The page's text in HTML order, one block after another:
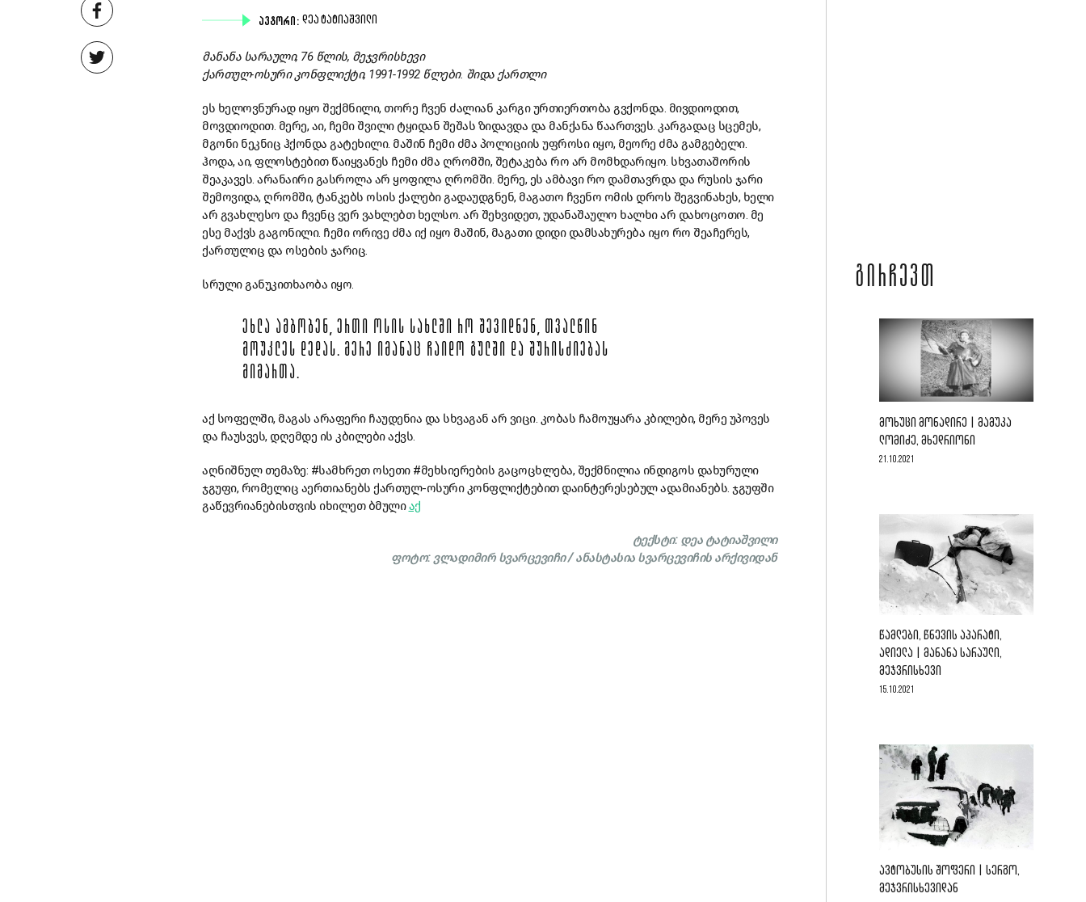
ᲐᲕᲢᲝᲠᲘ: ᲓᲔᲐ ᲢᲐᲢᲘᲐᲨᲕᲘᲚᲘ
მანანა სარაული, 76 წლის, მეჯვრისხევი
ქართულ-ოსური კონფლიქტი, 1991-1992 წლები. შიდა ქართლი
ეს ხელოვნურად იყო შექმნილი, თორე ჩვენ ძალიან კარგი ურთიერთობა გვქონდა. მივდიოდით,
მოვდიოდით. მერე, აი, ჩემი შვილი ტყიდან შეშას ზიდავდა და მანქანა წაართვეს. კარგადაც სცემეს,
მგონი ნეკნიც ჰქონდა გატეხილი. მაშინ ჩემი ძმა პოლიციის უფროსი იყო, მეორე ძმა გამგებელი.
ჰოდა, აი, ფლოსტებით წაიყვანეს ჩემი ძმა ღრომში, შეტაკება რო არ მომხდარიყო. სხვათაშორის
შეაკავეს. არანაირი გასროლა არ ყოფილა ღრომში. მერე, ეს ამბავი რო დამთავრდა და რუსის ჯარი
შემოვიდა, ღრომში, ტანკებს ოსის ქალები გადაუდგნენ, მაგათო ჩვენო ომის დროს შეგვინახეს, ხელი
არ გვახლესო და ჩვენც ვერ ვახლებთ ხელსო. არ შეხვიდეთ, უდანაშაულო ხალხი არ დახოცოთო. მე
ესე მაქვს გაგონილი. ჩემი ორივე ძმა იქ იყო მაშინ, მაგათი დიდი დამსახურება იყო რო შეაჩერეს,
ქართულიც და ოსების ჯარიც.
სრული განუკითხაობა იყო.
ᲔᲮᲚᲐ ᲐᲛᲑᲝᲑᲔᲜ, ᲔᲠᲗᲘ ᲝᲡᲘᲡ ᲡᲐᲮᲚᲨᲘ ᲠᲝ ᲨᲔᲕᲘᲓᲜᲔᲜ, ᲗᲕᲐᲚᲬᲘᲜ
ᲛᲝᲣᲙᲚᲔᲡ ᲓᲔᲓᲐᲡ. ᲛᲔᲠᲔ ᲘᲛᲐᲜᲐᲪ ᲩᲐᲘᲓᲝ ᲒᲣᲚᲨᲘ ᲓᲐ ᲨᲣᲠᲘᲡᲫᲘᲔᲑᲐᲡ
ᲛᲘᲛᲐᲠᲗᲐ.
აქ სოფელში, მაგას არაფერი ჩაუდენია და სხვაგან არ ვიცი. კობას ჩამოუყარა კბილები, მერე უპოვეს
და ჩაუსვეს, დღემდე ის კბილები აქვს.
აღნიშნულ თემაზე: #სამხრეთ ოსეთი #მეხსიერების გაცოცხლება, შექმნილია ინდიგოს დახურული
ჯგუფი, რომელიც აერთიანებს ქართულ-ოსური კონფლიქტებით დაინტერესებულ ადამიანებს. ჯგუფში
გაწევრიანებისთვის იხილეთ ბმულიაქ
ტექსტი: დეა ტატიაშვილი
ფოტო: ვლადიმირ სვარცევიჩი / ანასტასია სვარცევიჩის არქივიდან
ᲒᲘᲠᲩᲔᲕᲗ
ᲛᲝᲮᲣᲪᲘ ᲛᲝᲜᲐᲓᲘᲠᲔ | ᲛᲐᲛᲣᲙᲐ
ᲚᲝᲛᲘᲫᲔ, ᲛᲮᲔᲓᲠᲘᲝᲜᲘ
21.10.2021
ᲬᲐᲛᲚᲔᲑᲘ, ᲬᲜᲔᲕᲘᲡ ᲐᲞᲐᲠᲐᲢᲘ,
ᲐᲓᲘᲔᲚᲐ | ᲛᲐᲜᲐᲜᲐ ᲡᲐᲠᲐᲣᲚᲘ,
ᲛᲔᲯᲕᲠᲘᲡᲮᲔᲕᲘ
15.10.2021
ᲐᲕᲢᲝᲑᲣᲡᲘᲡ ᲨᲝᲤᲔᲠᲘ | ᲡᲔᲠᲒᲝ,
ᲛᲔᲯᲕᲠᲘᲡᲮᲔᲕᲘᲓᲐᲜ